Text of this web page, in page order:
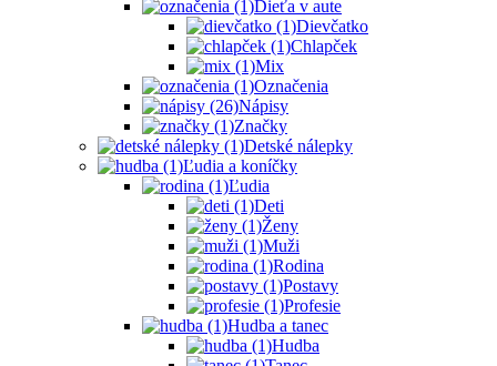
Dieťa v aute
Dievčatko
Chlapček
Mix
Označenia
Nápisy
Značky
Detské nálepky
Ľudia a koníčky
Ľudia
Deti
Ženy
Muži
Rodina
Postavy
Profesie
Hudba a tanec
Hudba